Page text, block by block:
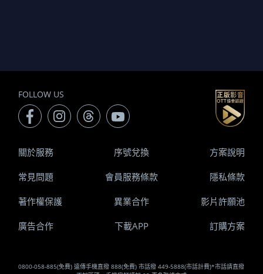
FOLLOW US
0800-058-885(免費) 遠傳手機直撥 888(免費) 市話撥 449-5888(市話計費)*市話請直撥
關於服務 序號兌換 方案說明
常見問題 會員服務條款 隱私條款
著作權保護 異業合作 影片許願池
廣告合作 下載APP 訂購方案